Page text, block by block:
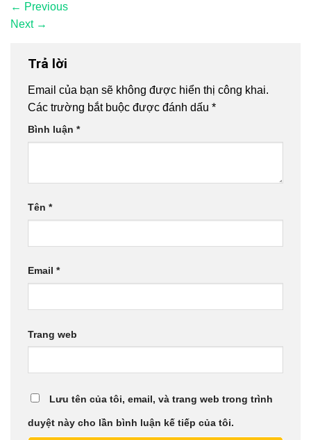
← Previous
Next →
Trả lời
Email của bạn sẽ không được hiển thị công khai.
Các trường bắt buộc được đánh dấu *
Bình luận *
Tên *
Email *
Trang web
Lưu tên của tôi, email, và trang web trong trình
duyệt này cho lần bình luận kế tiếp của tôi.